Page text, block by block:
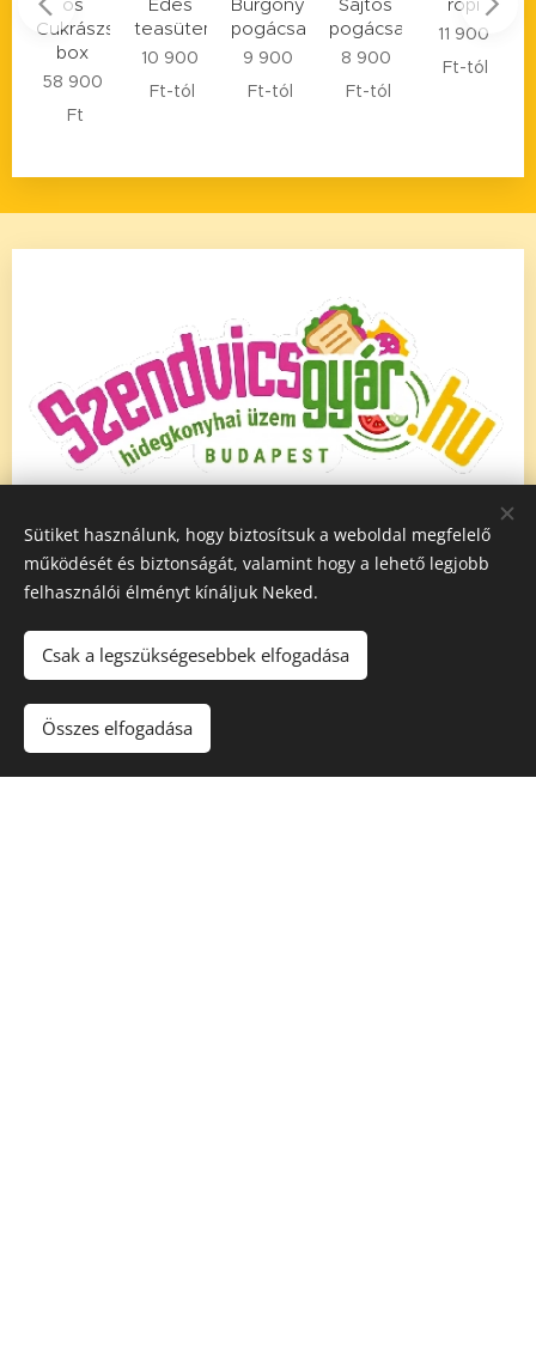
teasütemény
10 900
Ft -tól
pogácsa
9 900
Ft-tól
pogácsa
8 900
Ft-tól
11 900
Ft-tól
pogácsa
9 200
friss alapanyagok felhasználásával, a jelenkori
gasztronómia követelményeinek megfelelően. Az
alapanyagok minőségét nem torzítjuk
színezékkel, és adalékanyagokkal. Tekintse meg a
termékeinkről készült fotókat.
Sütiket használunk, hogy biztosítsuk a weboldal megfelelő
működését és biztonságát, valamint hogy a lehető legjobb
felhasználói élményt kínáljuk Neked.
Csak a legszükségesebbek elfogadása
Összes elfogadása